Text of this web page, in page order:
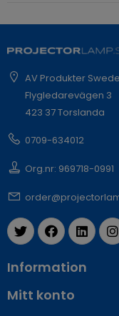
AV Produkter
Flygledarevägen 3
423 37 Torslanda
0709-634012
Org.nr: 969718-0991
Information
Mitt konto